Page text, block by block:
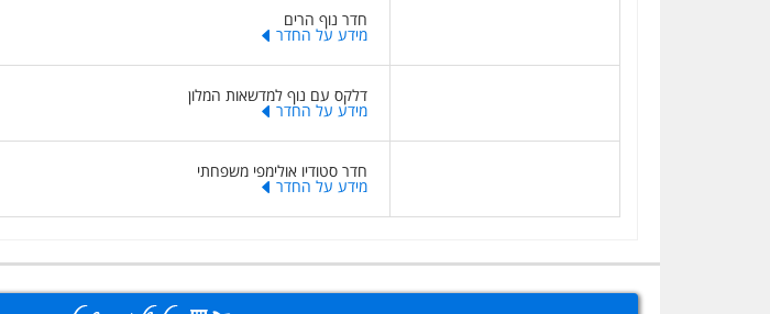
חדר נוף הרים
מידע על החדר
דלקס עם נוף למדשאות המלון
מידע על החדר
חדר סטודיו אולימפי משפחתי
מידע על החדר